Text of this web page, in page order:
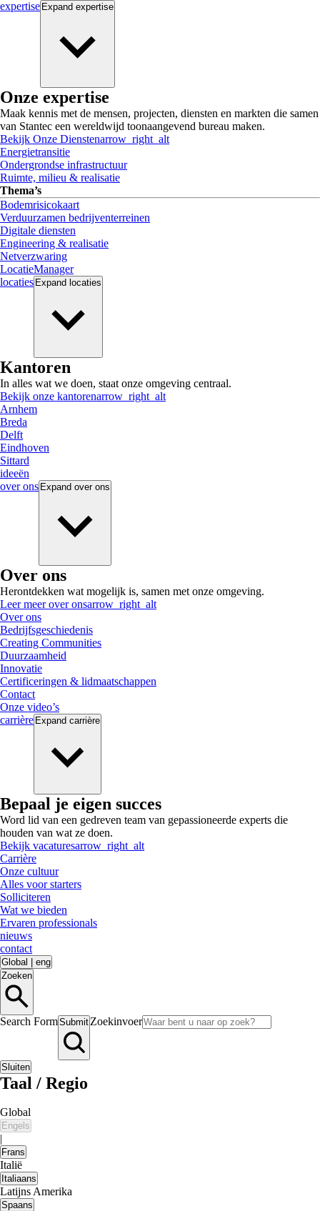
expertise Expand expertise
Onze expertise
Maak kennis met de mensen, projecten, diensten en markten die samen
van Stantec een wereldwijd toonaangevend bureau maken.
Bekijk Onze Dienstenarrow_right_alt
Energietransitie
Ondergrondse infrastructuur
Ruimte, milieu & realisatie
Thema’s
Bodemrisicokaart
Verduurzamen bedrijventerreinen
Digitale diensten
Engineering & realisatie
Netverzwaring
LocatieManager
locaties Expand locaties
Kantoren
In alles wat we doen, staat onze omgeving centraal.
Bekijk onze kantorenarrow_right_alt
Arnhem
Breda
Delft
Eindhoven
Sittard
ideeën
over ons Expand over ons
Over ons
Herontdekken wat mogelijk is, samen met onze omgeving.
Leer meer over onsarrow_right_alt
Over ons
Bedrijfsgeschiedenis
Creating Communities
Duurzaamheid
Innovatie
Certificeringen & lidmaatschappen
Contact
Onze video’s
carrière Expand carrière
Bepaal je eigen succes
Word lid van een gedreven team van gepassioneerde experts die
houden van wat ze doen.
Bekijk vacaturesarrow_right_alt
Carrière
Onze cultuur
Alles voor starters
Solliciteren
Wat we bieden
Ervaren professionals
nieuws
contact
Global
eng
Zoeken
Search FormSubmit Zoekinvoer
Sluiten
Taal / Regio
Global
Engels
|
Frans
Italië
Italiaans
Latijns Amerika
Spaans